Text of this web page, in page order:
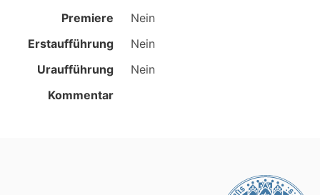
Premiere
Nein
Erstaufführung
Nein
Uraufführung
Nein
Kommentar